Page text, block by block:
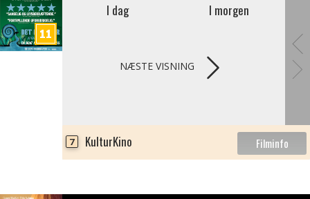
I dag I morgen
NÆSTE VISNING
7 KulturKino